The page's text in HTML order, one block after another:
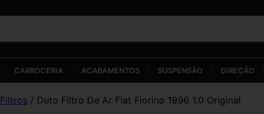
CARROCERIA ACABAMENTOS SUSPENSÃO DIREÇÃO
Filtros / Duto Filtro De Ar Fiat Fiorino 1996 1.0 Original